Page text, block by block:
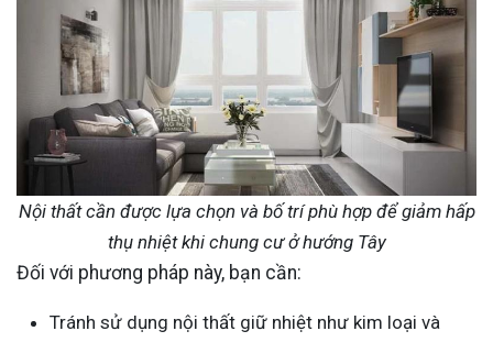
Nội thất cần được lựa chọn và bố trí phù hợp để giảm hấp
thụ nhiệt khi chung cư ở hướng Tây
Đối với phương pháp này, bạn cần:
Tránh sử dụng nội thất giữ nhiệt như kim loại và